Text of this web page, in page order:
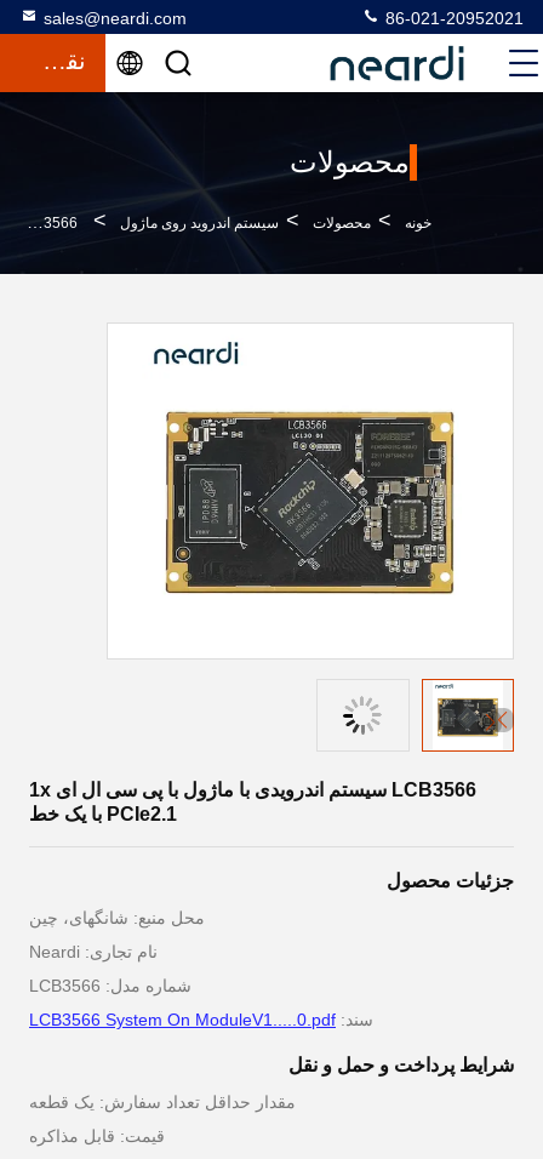
sales@neardi.com 86-021-20952021
نقل قول
محصولات
خونه > محصولات > سیستم اندروید روی ماژول > LCB3566 سیستم اندرویدی با ماژول با پی سی ال ای 1x PCIe2.1 با یک خط
LCB3566 سیستم اندرویدی با ماژول با پی سی ال ای 1x
PCIe2.1 با یک خط
جزئیات محصول
محل منبع: شانگهای، چین
نام تجاری: Neardi
شماره مدل: LCB3566
سند: LCB3566 System On ModuleV1.....0.pdf
شرایط پرداخت و حمل و نقل
مقدار حداقل تعداد سفارش: یک قطعه
قیمت: قابل مذاکره